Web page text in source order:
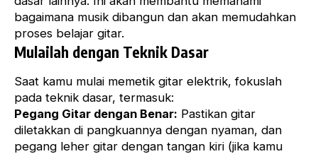
bagaimana musik dibangun dan akan memudahkan
proses belajar gitar.
Mulailah dengan Teknik Dasar
Saat kamu mulai memetik gitar elektrik, fokuslah
pada teknik dasar, termasuk:
Pegang Gitar dengan Benar: Pastikan gitar
diletakkan di pangkuannya dengan nyaman, dan
pegang leher gitar dengan tangan kiri (jika kamu